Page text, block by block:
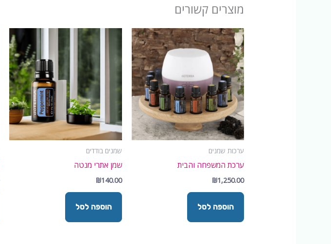
מוצרים קשורים
ערכות שמנים
ערכת המשפחה והבית
₪1,250.00
הוספה לסל
שמנים בודדים
שמן אתרי מנטה
₪140.00
הוספה לסל